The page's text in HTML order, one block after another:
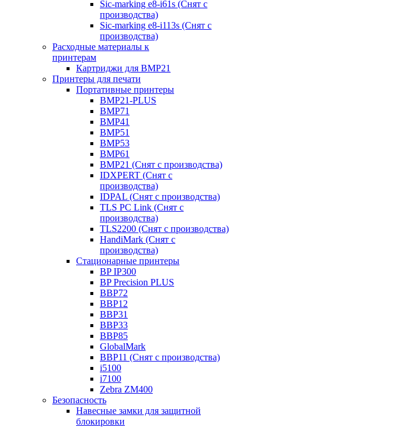
Sic-marking e8-i61s (Снят с
производства)
Sic-marking e8-i113s (Снят с
производства)
Расходные материалы к
принтерам
Картриджи для BMP21
Принтеры для печати
Портативные принтеры
BMP21-PLUS
BMP71
BMP41
BMP51
BMP53
BMP61
BMP21 (Снят с производства)
IDXPERT (Снят с
производства)
IDPAL (Снят с производства)
TLS PC Link (Снят с
производства)
TLS2200 (Снят с производства)
HandiMark (Снят с
производства)
Стационарные принтеры
BP IP300
BP Precision PLUS
BBP72
BBP12
BBP31
BBP33
BBP85
GlobalMark
BBP11 (Снят с производства)
i5100
i7100
Zebra ZM400
Безопасность
Навесные замки для защитной
блокировки